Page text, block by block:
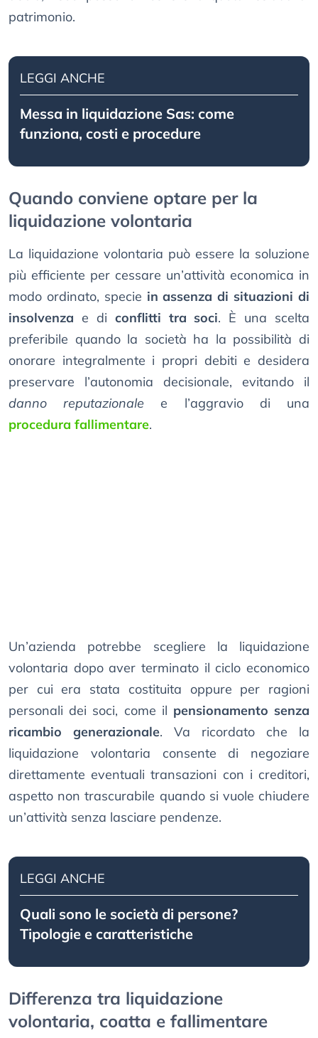
patrimonio.
LEGGI ANCHE
Messa in liquidazione Sas: come
funziona, costi e procedure
Quando conviene optare per la
liquidazione volontaria
La liquidazione volontaria può essere la soluzione
più efficiente per cessare un’attività economica in
modo ordinato, specie in assenza di situazioni di
insolvenza e di conflitti tra soci. È una scelta
preferibile quando la società ha la possibilità di
onorare integralmente i propri debiti e desidera
preservare l’autonomia decisionale, evitando il
danno reputazionale e l’aggravio di una
procedura fallimentare.
Un’azienda potrebbe scegliere la liquidazione
volontaria dopo aver terminato il ciclo economico
per cui era stata costituita oppure per ragioni
personali dei soci, come il pensionamento senza
ricambio generazionale. Va ricordato che la
liquidazione volontaria consente di negoziare
direttamente eventuali transazioni con i creditori,
aspetto non trascurabile quando si vuole chiudere
un’attività senza lasciare pendenze.
LEGGI ANCHE
Quali sono le società di persone?
Tipologie e caratteristiche
Differenza tra liquidazione
volontaria, coatta e fallimentare